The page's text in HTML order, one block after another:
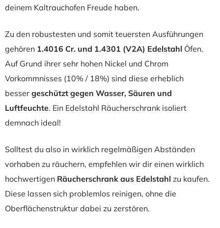
deinem Kaltrauchofen Freude haben.
Zu den robustesten und somit teuersten Ausführungen
gehören 1.4016 Cr. und 1.4301 (V2A) Edelstahl Öfen.
Auf Grund ihrer sehr hohen Nickel und Chrom
Vorkommnisses (10% / 18%) sind diese erheblich
besser geschützt gegen Wasser, Säuren und
Luftfeuchte. Ein Edelstahl Räucherschrank isoliert
demnach ideal!
Solltest du also in wirklich regelmäßigen Abständen
vorhaben zu räuchern, empfehlen wir dir einen wirklich
hochwertigen Räucherschrank aus Edelstahl zu kaufen.
Diese lassen sich problemlos reinigen, ohne die
Oberflächenstruktur dabei zu zerstören.